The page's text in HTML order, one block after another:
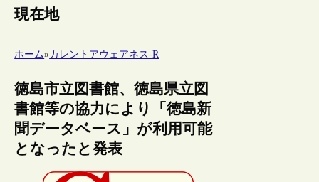
現在地
ホーム»カレントアウェアネス-R
徳島市立図書館、徳島県立図
書館等の協力により「徳島新
聞データベース」が利用可能
となったと発表